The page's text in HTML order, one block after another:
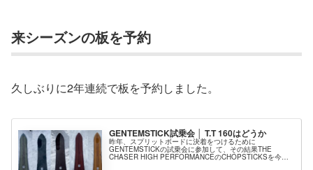
来シーズンの板を予約
久しぶりに2年連続で板を予約しました。
GENTEMSTICK試乗会 │ T.T 160はどうか
昨年、スプリットボードに決着をつけるために
GENTEMSTICKの試乗会に参加して、その結果THE
CHASER HIGH PERFORMANCEのCHOPSTICKSを今シ
ーズン導入したわけですが。スプリットボードを除くと、